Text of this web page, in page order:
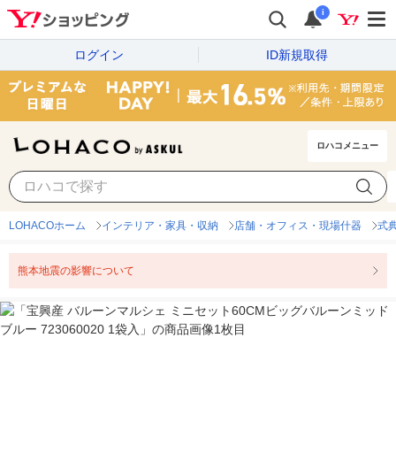
i
ログイン ID新規取得
ロハコメニュー
LOHACOホーム インテリア・家具・収納 店舗・オフィス・現場什器 式
熊本地震の影響について